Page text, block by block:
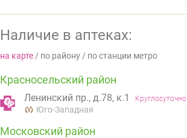
Наличие в аптеках:
на карте / по району / по станции метро
Красносельский район
Ленинский пр., д.78, к.1 Круглосуточно
Юго-Западная
Московский район